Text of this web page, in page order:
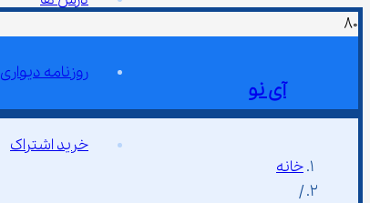
آی نو
روزنامه دیواری
خرید اشتراک
خانه
/